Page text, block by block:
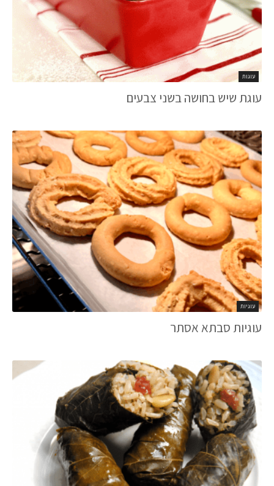
עוגות
עוגת שיש בחושה בשני צבעים
עוגיות
עוגיות סבתא אסתר